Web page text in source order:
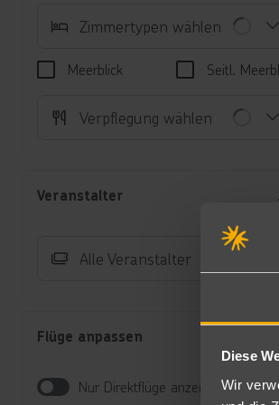
Diese
Wir
Zimmertypen wählen
Meerblick Seitl.
Verpflegung wählen
Veranstalter
Alle Veranstalter
Flüge anpassen
Nur Direktflüge anzeigen